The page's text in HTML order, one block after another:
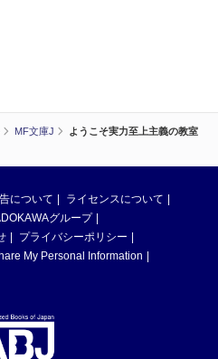
MF文庫J
ようこそ実力至上主義の教室
について
ライセンスについて
グループ
プライバシーポリシー
My Personal Information